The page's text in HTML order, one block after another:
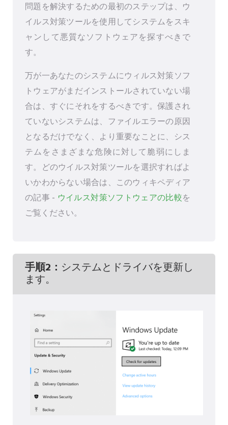
問題を解決するための最初のステップは、ウ
イルス対策ツールを使用してシステムをスキ
ャンして悪質なソフトウェアを探すべきで
す。
万が一あなたのシステムにウィルス対策ソフ
トウェアがまだインストールされていない場
合は、すぐにそれをするべきです。保護され
ていないシステムは、ファイルエラーの原因
となるだけでなく、より重要なことに、シス
テムをさまざまな危険に対して脆弱にしま
す。どのウイルス対策ツールを選択すればよ
いかわからない場合は、このウィキペディア
の記事 - ウイルス対策ソフトウェアの比較を
ご覧ください。
手順2： システムとドライバを更新し
ます。